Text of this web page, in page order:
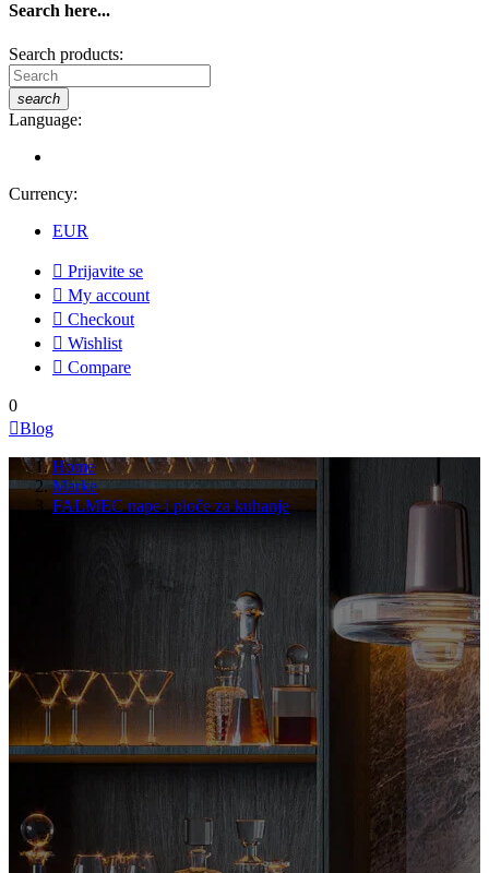
Search here...
Search products:
search
Language:
Currency:
EUR
 Prijavite se
 My account
 Checkout
 Wishlist
 Compare
0
Blog
Home
Marke
FALMEC nape i ploče za kuhanje